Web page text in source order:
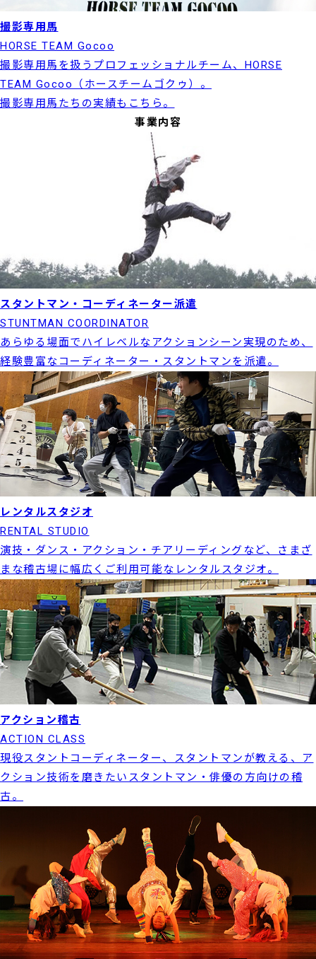
撮影専用馬
HORSE TEAM Gocoo
撮影専用馬を扱うプロフェッショナルチーム、HORSE
TEAM Gocoo（ホースチームゴクゥ）。
撮影専用馬たちの実績もこちら。
事業内容
スタントマン・コーディネーター派遣
STUNTMAN COORDINATOR
あらゆる場面でハイレベルなアクションシーン実現のため、
経験豊富なコーディネーター・スタントマンを派遣。
レンタルスタジオ
RENTAL STUDIO
演技・ダンス・アクション・チアリーディングなど、さまざ
まな稽古場に幅広くご利用可能なレンタルスタジオ。
アクション稽古
ACTION CLASS
現役スタントコーディネーター、スタントマンが教える、ア
クション技術を磨きたいスタントマン・俳優の方向けの稽
古。